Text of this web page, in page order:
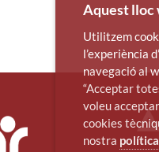
Aquest lloc
Utilitzem
l’experiència
navegació al
“Acceptar
voleu
cookies
nostra